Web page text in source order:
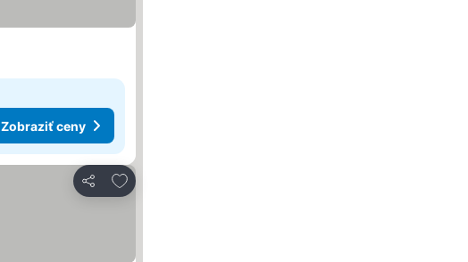
Zobraziť ceny
Zdieľať
Pridať do obľúbených